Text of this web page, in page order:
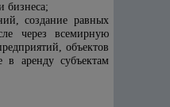
бизнеса;
создание равных
через всемирную
объектов
в аренду субъектам